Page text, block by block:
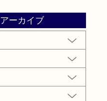
アーカイブ